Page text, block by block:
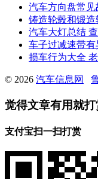
汽车方向盘常
铸造轮毂和锻
汽车大灯总结
车子过减速带
损车行为大全
© 2026 汽车信息网
觉得文章有用就
支付宝扫一扫打赏